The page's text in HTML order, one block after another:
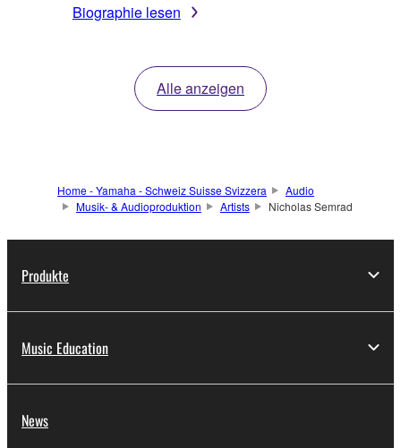
Biographie lesen
Alle anzeigen
Home - Yamaha - Schweiz Suisse Svizzera
Audio
Musik- & Audioproduktion
Artists Nicholas Semrad
Produkte
Music Education
News